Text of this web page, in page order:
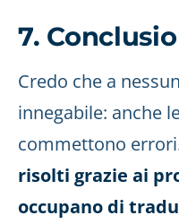
7.
Credo che a
innegabile: anche
commettono
risolti grazie ai
occupano di